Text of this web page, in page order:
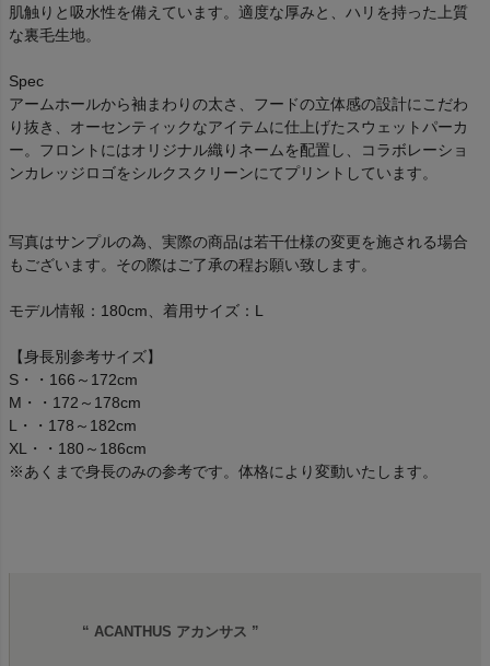
肌触りと吸水性を備えています。適度な厚みと、ハリを持った上質
な裏毛生地。
Spec
アームホールから袖まわりの太さ、フードの立体感の設計にこだわ
り抜き、オーセンティックなアイテムに仕上げたスウェットパーカ
ー。フロントにはオリジナル織りネームを配置し、コラボレーショ
ンカレッジロゴをシルクスクリーンにてプリントしています。
写真はサンプルの為、実際の商品は若干仕様の変更を施される場合
もございます。その際はご了承の程お願い致します。
モデル情報：180cm、着用サイズ：L
【身長別参考サイズ】
S・・166～172cm
M・・172～178cm
L・・178～182cm
XL・・180～186cm
※あくまで身長のみの参考です。体格により変動いたします。
“ ACANTHUS アカンサス ”